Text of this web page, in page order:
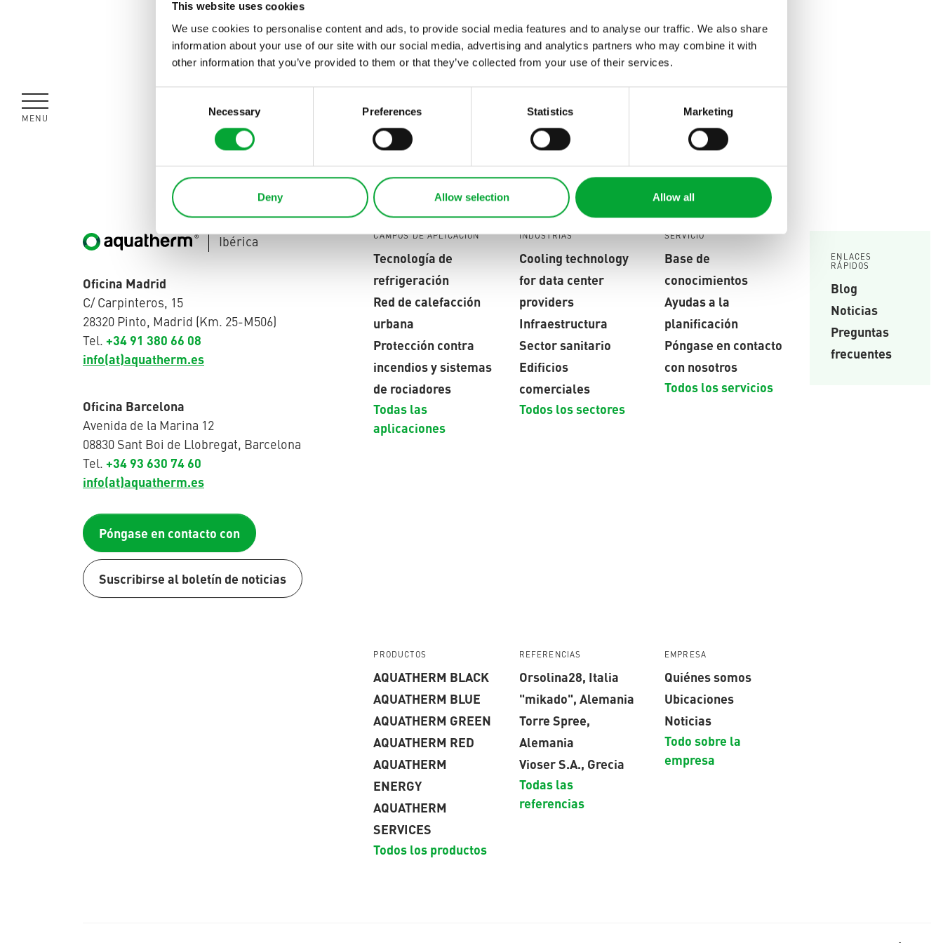
This website uses cookies
We use cookies to personalise content and ads, to provide social media features and to analyse our traffic. We also share
information about your use of our site with our social media, advertising and analytics partners who may combine it with
other information that you’ve provided to them or that they’ve collected from your use of their services.
Necessary Preferences Statistics Marketing
Deny Allow selection Allow all
MENÚ
proyecto.
Ibérica
Oficina Madrid
C/ Carpinteros, 15
28320 Pinto, Madrid (Km. 25-M506)
Tel. +34 91 380 66 08
info(at)aquatherm.es
Oficina Barcelona
Avenida de la Marina 12
08830 Sant Boi de Llobregat, Barcelona
Tel. +34 93 630 74 60
info(at)aquatherm.es
Póngase en contacto con
Suscribirse al boletín de noticias
CAMPOS DE APLICACIÓN
Tecnología de
refrigeración
Red de calefacción
urbana
Protección contra
incendios y sistemas
de rociadores
Todas las
aplicaciones
INDUSTRIAS
Cooling technology
for data center
providers
Infraestructura
Sector sanitario
Edificios
comerciales
Todos los sectores
SERVICIO
Base de
conocimientos
Ayudas a la
planificación
Póngase en contacto
con nosotros
Todos los servicios
ENLACES
RÁPIDOS
Blog
Noticias
Preguntas
frecuentes
PRODUCTOS
AQUATHERM BLACK
AQUATHERM BLUE
AQUATHERM GREEN
AQUATHERM RED
AQUATHERM
ENERGY
AQUATHERM
SERVICES
Todos los productos
REFERENCIAS
Orsolina28, Italia
"mikado", Alemania
Torre Spree,
Alemania
Vioser S.A., Grecia
Todas las
referencias
EMPRESA
Quiénes somos
Ubicaciones
Noticias
Todo sobre la
empresa